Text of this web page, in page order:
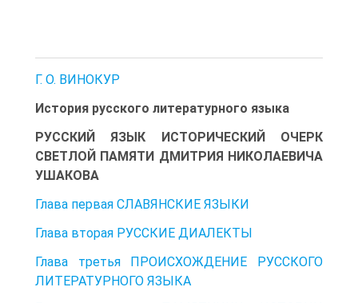
Г. О. ВИНОКУР
История русского литературного языка
РУССКИЙ ЯЗЫК ИСТОРИЧЕСКИЙ ОЧЕРК
СВЕТЛОЙ ПАМЯТИ ДМИТРИЯ НИКОЛАЕВИЧА
УШАКОВА
Глава первая СЛАВЯНСКИЕ ЯЗЫКИ
Глава вторая РУССКИЕ ДИАЛЕКТЫ
Глава третья ПРОИСХОЖДЕНИЕ РУССКОГО
ЛИТЕРАТУРНОГО ЯЗЫКА